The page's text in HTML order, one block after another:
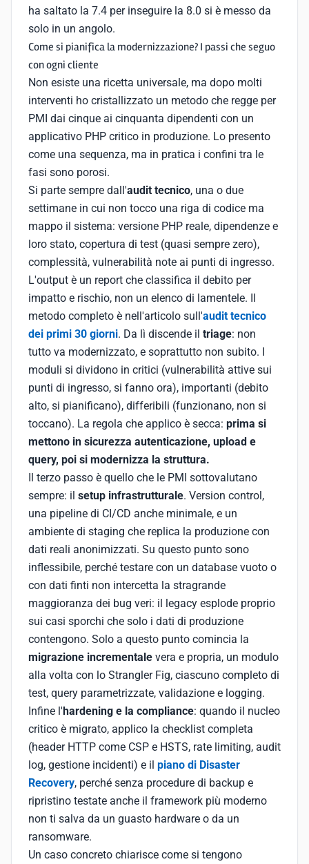
ha saltato la 7.4 per inseguire la 8.0 si è messo da
solo in un angolo.
Come si pianifica la modernizzazione? I passi che seguo
con ogni cliente
Non esiste una ricetta universale, ma dopo molti
interventi ho cristallizzato un metodo che regge per
PMI dai cinque ai cinquanta dipendenti con un
applicativo PHP critico in produzione. Lo presento
come una sequenza, ma in pratica i confini tra le
fasi sono porosi.
Si parte sempre dall'audit tecnico, una o due
settimane in cui non tocco una riga di codice ma
mappo il sistema: versione PHP reale, dipendenze e
loro stato, copertura di test (quasi sempre zero),
complessità, vulnerabilità note ai punti di ingresso.
L'output è un report che classifica il debito per
impatto e rischio, non un elenco di lamentele. Il
metodo completo è nell'articolo sull'audit tecnico
dei primi 30 giorni. Da lì discende il triage: non
tutto va modernizzato, e soprattutto non subito. I
moduli si dividono in critici (vulnerabilità attive sui
punti di ingresso, si fanno ora), importanti (debito
alto, si pianificano), differibili (funzionano, non si
toccano). La regola che applico è secca: prima si
mettono in sicurezza autenticazione, upload e
query, poi si modernizza la struttura.
Il terzo passo è quello che le PMI sottovalutano
sempre: il setup infrastrutturale. Version control,
una pipeline di CI/CD anche minimale, e un
ambiente di staging che replica la produzione con
dati reali anonimizzati. Su questo punto sono
inflessibile, perché testare con un database vuoto o
con dati finti non intercetta la stragrande
maggioranza dei bug veri: il legacy esplode proprio
sui casi sporchi che solo i dati di produzione
contengono. Solo a questo punto comincia la
migrazione incrementale vera e propria, un modulo
alla volta con lo Strangler Fig, ciascuno completo di
test, query parametrizzate, validazione e logging.
Infine l'hardening e la compliance: quando il nucleo
critico è migrato, applico la checklist completa
(header HTTP come CSP e HSTS, rate limiting, audit
log, gestione incidenti) e il piano di Disaster
Recovery, perché senza procedure di backup e
ripristino testate anche il framework più moderno
non ti salva da un guasto hardware o da un
ransomware.
Un caso concreto chiarisce come si tengono